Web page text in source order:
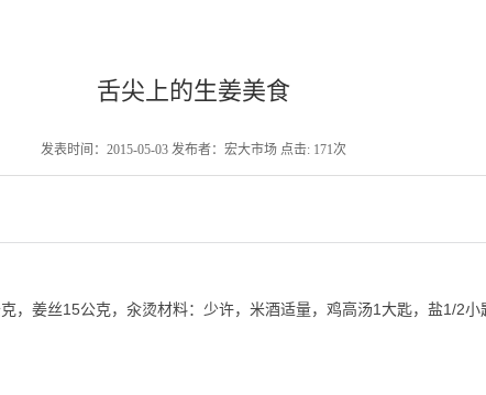
舌尖上的生姜美食
发表时间：2015-05-03 发布者：宏大市场 点击: 171次
，姜丝15公克，汆烫材料：少许，米酒适量，鸡高汤1大匙，盐1/2